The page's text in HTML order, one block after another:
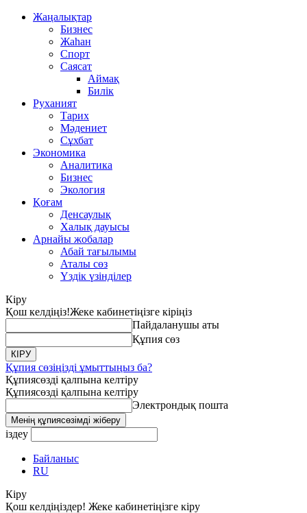
Жаңалықтар
Бизнес
Жаһан
Спорт
Саясат
Аймақ
Билік
Руханият
Тарих
Мәдениет
Сұхбат
Экономика
Аналитика
Бизнес
Экология
Қоғам
Денсаулық
Халық дауысы
Арнайы жобалар
Абай тағылымы
Аталы сөз
Үздік үзінділер
Кіру
Қош келдіңіз!Жеке кабинетіңізге кіріңіз
Пайдаланушы аты
Құпия сөз
Құпия сөзіңізді ұмыттыңыз ба?
Құпиясөзді қалпына келтіру
Құпиясөзді қалпына келтіру
Электрондық пошта
іздеу
Байланыс
RU
Кіру
Қош келдіңіздер! Жеке кабинетіңізге кіру